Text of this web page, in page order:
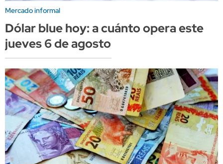
Mercado informal
Dólar blue hoy: a cuánto opera este
jueves 6 de agosto